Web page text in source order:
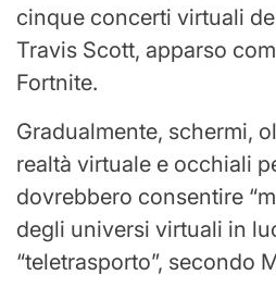
cinque concerti virtuali
Travis Scott, apparso
Fortnite.
Gradualmente, schermi,
realtà virtuale e occhiali
dovrebbero consentire
degli universi virtuali in
“teletrasporto”, secondo